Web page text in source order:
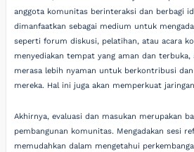
anggota komunitas berinteraksi dan berbagi
dimanfaatkan sebagai medium untuk
seperti forum diskusi, pelatihan, atau acara
menyediakan tempat yang aman dan terbuka,
merasa lebih nyaman untuk berkontribusi
mereka. Hal ini juga akan memperkuat
Akhirnya, evaluasi dan masukan merupakan
pembangunan komunitas. Mengadakan sesi
memudahkan dalam mengetahui